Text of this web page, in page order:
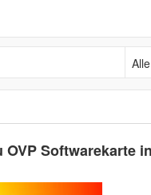
Alle
Softwarekarte